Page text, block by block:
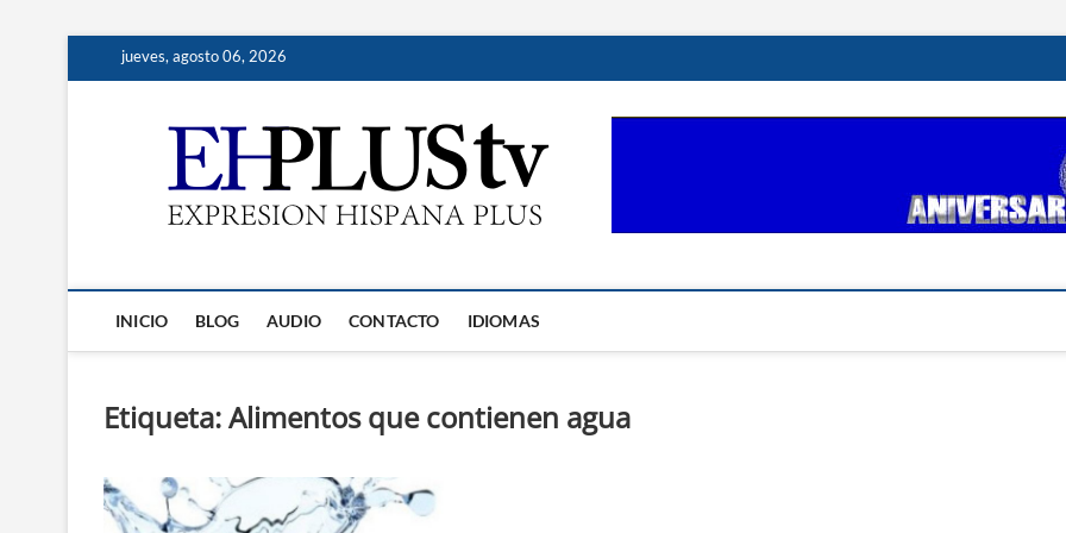
jueves, agosto 06, 2026
INICIO BLOG AUDIO CONTACTO IDIOMAS
Etiqueta:Alimentos que contienen agua